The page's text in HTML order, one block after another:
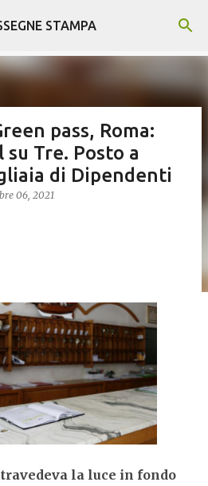
principali
STAMPA
pass, Roma:
Tre. Posto a
di Dipendenti
06, 2021
la luce in fondo